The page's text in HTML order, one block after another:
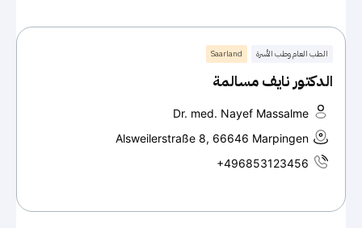
الطب العام وطب الأسرة Saarland
الدكتور نايف مسالمة
Dr. med. Nayef Massalme
Alsweilerstraße 8, 66646 Marpingen
+496853123456